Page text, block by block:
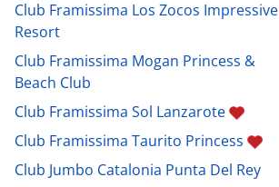
Club Framissima Los Zocos Impressive
Resort
Club Framissima Mogan Princess &
Beach Club
Club Framissima Sol Lanzarote
Club Framissima Taurito Princess
Club Jumbo Catalonia Punta Del Rey